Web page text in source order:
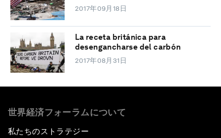
2017年09月18日
La receta británica para
desengancharse del carbón
2017年08月31日
世界経済フォーラムについて
私たちのストラテジー